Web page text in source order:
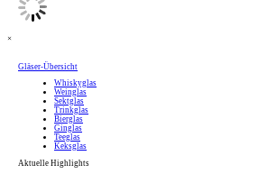
×
Gläser-Übersicht
Whiskyglas
Weinglas
Sektglas
Trinkglas
Bierglas
Ginglas
Teeglas
Keksglas
Aktuelle Highlights